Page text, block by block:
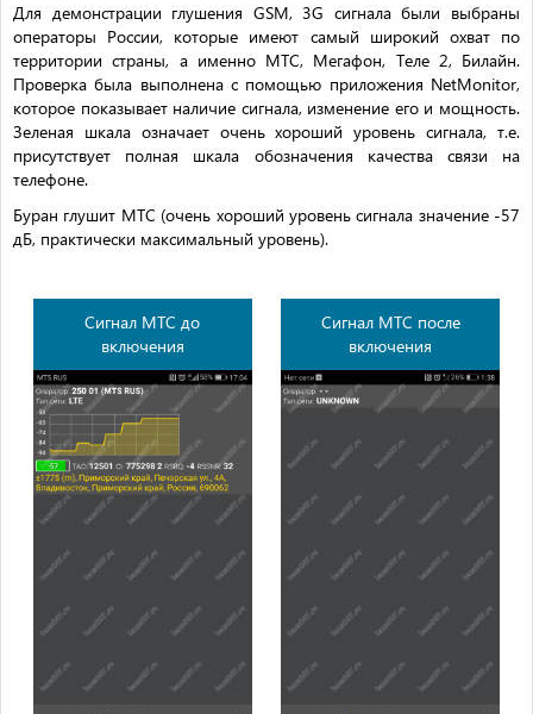
Для демонстрации глушения GSM, 3G сигнала были выбраны
операторы России, которые имеют самый широкий охват по
территории страны, а именно МТС, Мегафон, Теле 2, Билайн.
Проверка была выполнена с помощью приложения NetMonitor,
которое показывает наличие сигнала, изменение его и мощность.
Зеленая шкала означает очень хороший уровень сигнала, т.е.
присутствует полная шкала обозначения качества связи на
телефоне.
Буран глушит МТС (очень хороший уровень сигнала значение -57
дБ, практически максимальный уровень).
Сигнал МТС до
включения
Сигнал МТС после
включения